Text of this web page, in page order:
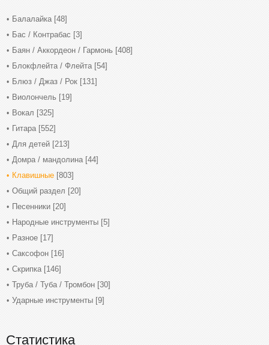
Балалайка [48]
Бас / Контрабас [3]
Баян / Аккордеон / Гармонь [408]
Блокфлейта / Флейта [54]
Блюз / Джаз / Рок [131]
Виолончель [19]
Вокал [325]
Гитара [552]
Для детей [213]
Домра / мандолина [44]
Клавишные [803]
Общий раздел [20]
Песенники [20]
Народные инструменты [5]
Разное [17]
Саксофон [16]
Скрипка [146]
Труба / Туба / Тромбон [30]
Ударные инструменты [9]
Статистика